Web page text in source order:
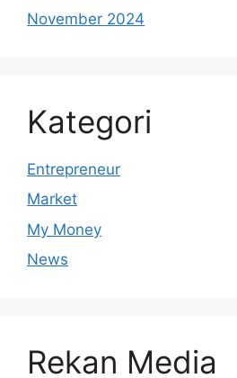
November 2024
Kategori
Entrepreneur
Market
My Money
News
Rekan Media